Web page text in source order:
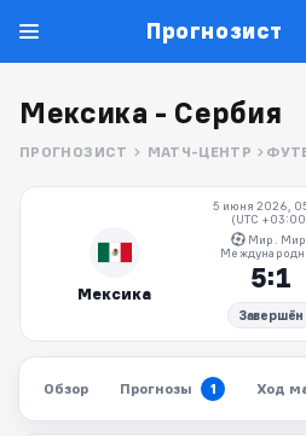
Прогнозист
Мексика - Сербия
ПРОГНОЗИСТ МАТЧ-ЦЕНТР
Мексика
5 июня 2026,
(UTC
Мир.
матчи
5:1
Завершён
Обзор Прогнозы 1 Ход